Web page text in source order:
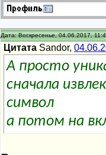
Дата: Воскресенье, 04.06.2017,
Цитата Sandor,
А просто
сначала
символ
а потом на